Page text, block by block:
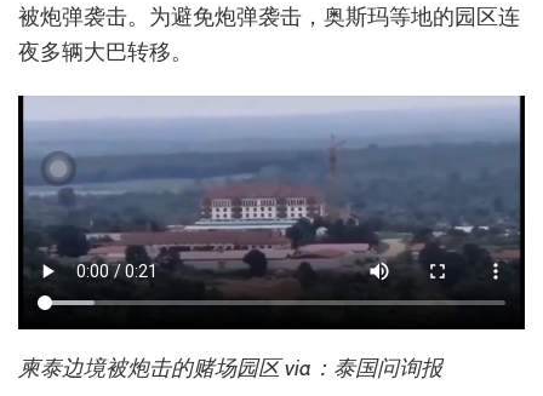
被炮弹袭击。为避免炮弹袭击，奥斯玛等地的园区连
夜多辆大巴转移。
柬泰边境被炮击的赌场园区 via：泰国问询报